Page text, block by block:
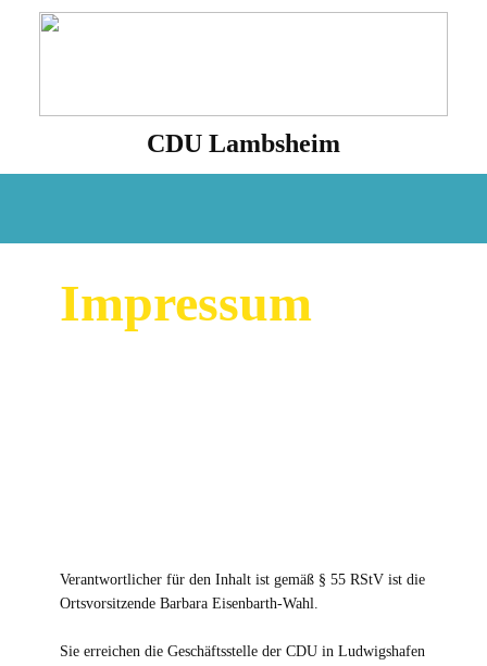
CDU Lambsheim
Impressum
Verantwortlicher für den Inhalt ist gemäß § 55 RStV ist die
Ortsvorsitzende Barbara Eisenbarth-Wahl.
Sie erreichen die Geschäftsstelle der CDU in Ludwigshafen